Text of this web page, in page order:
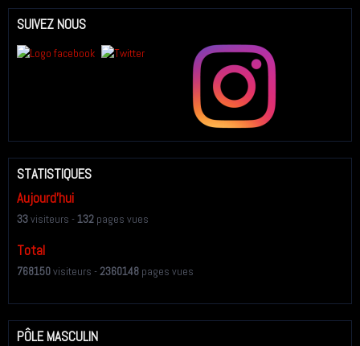
SUIVEZ NOUS
STATISTIQUES
Aujourd'hui
33visiteurs -132 pages vues
Total
768150visiteurs -2360148 pages vues
PÔLE MASCULIN